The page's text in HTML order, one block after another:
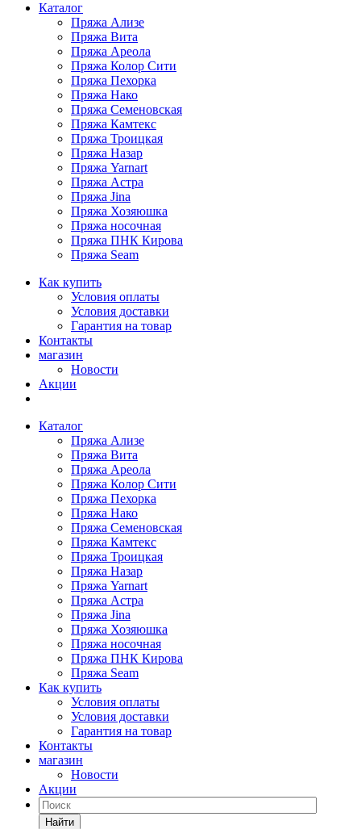
Каталог
Пряжа Ализе
Пряжа Вита
Пряжа Ареола
Пряжа Колор Сити
Пряжа Пехорка
Пряжа Нако
Пряжа Семеновская
Пряжа Камтекс
Пряжа Троицкая
Пряжа Назар
Пряжа Yarnart
Пряжа Астра
Пряжа Jina
Пряжа Хозяюшка
Пряжа носочная
Пряжа ПНК Кирова
Пряжа Seam
Как купить
Условия оплаты
Условия доставки
Гарантия на товар
Контакты
магазин
Новости
Акции
Каталог
Пряжа Ализе
Пряжа Вита
Пряжа Ареола
Пряжа Колор Сити
Пряжа Пехорка
Пряжа Нако
Пряжа Семеновская
Пряжа Камтекс
Пряжа Троицкая
Пряжа Назар
Пряжа Yarnart
Пряжа Астра
Пряжа Jina
Пряжа Хозяюшка
Пряжа носочная
Пряжа ПНК Кирова
Пряжа Seam
Как купить
Условия оплаты
Условия доставки
Гарантия на товар
Контакты
магазин
Новости
Акции
Найти